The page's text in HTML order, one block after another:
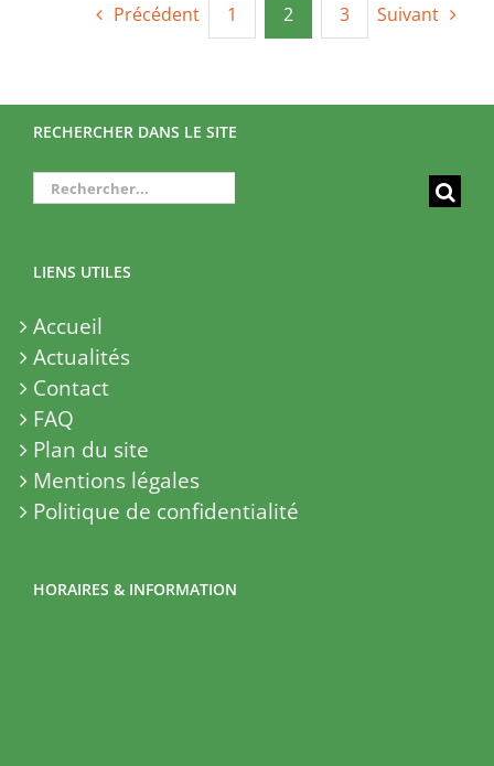
Précédent 1 2 3 Suivant
RECHERCHER DANS LE SITE
Rechercher:
LIENS UTILES
Accueil
Actualités
Contact
FAQ
Plan du site
Mentions légales
Politique de confidentialité
HORAIRES & INFORMATION